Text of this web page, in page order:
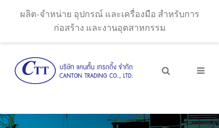
ผลิต-จำหน่าย อุปกรณ์ และเครื่องมือ สำหรับการ
ก่อสร้าง และงานอุตสาหกรรม